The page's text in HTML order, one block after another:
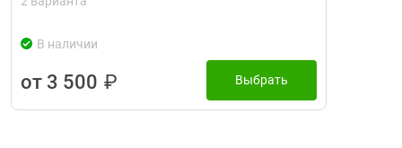
В наличии
от 3 500 ₽ Выбрать